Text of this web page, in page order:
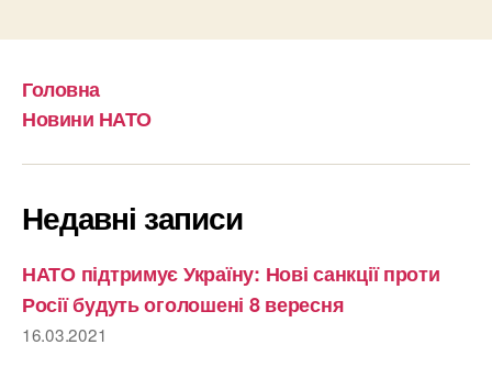
Головна
Новини НАТО
Недавні записи
НАТО підтримує Україну: Нові санкції проти
Росії будуть оголошені 8 вересня
16.03.2021